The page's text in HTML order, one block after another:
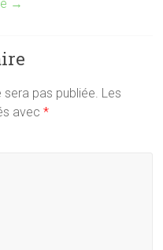
→
pas publiée. Les
avec*